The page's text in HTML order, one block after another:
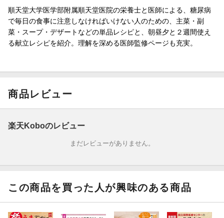
順天堂大学医学部附属順天堂医院の栄養士と医師による、糖尿病
で毎日の食事に注意しなければいけない人のための、主菜・副
菜・スープ・デザートなどの単品レシピと、朝昼夕と２週間使え
る献立レシピを紹介。理解を深める医師監修ページも充実。
商品レビュー
楽天Koboのレビュー
まだレビューがありません。
この商品を買った人が興味のある商品